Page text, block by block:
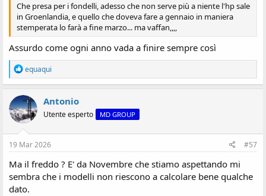
Che presa per i fondelli, adesso che non serve più a niente l'hp sale
in Groenlandia, e quello che doveva fare a gennaio in maniera
stemperata lo farà a fine marzo... ma vaffan,,,,
Assurdo come ogni anno vada a finire sempre così
R
e
a
z
i
o
n
i
:
equaqui
Antonio
Utente esperto MD GROUP
19 Mar 2026 #57
Ma il freddo ? E' da Novembre che stiamo aspettando mi
sembra che i modelli non riescono a calcolare bene qualche
dato.